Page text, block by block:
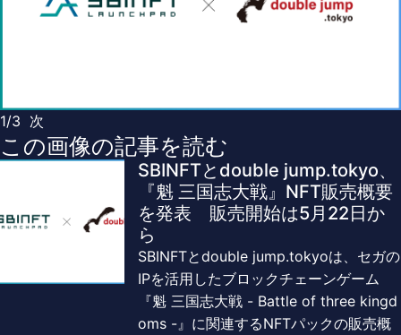
1/3 次
この画像の記事を読む
SBINFTとdouble jump.tokyo、
『魁 三国志大戦』NFT販売概要
を発表 販売開始は5月22日か
ら
SBINFTとdouble jump.tokyoは、セガの
IPを活用したブロックチェーンゲーム
『魁 三国志大戦 - Battle of three kingd
oms -』に関連するNFTパックの販売概